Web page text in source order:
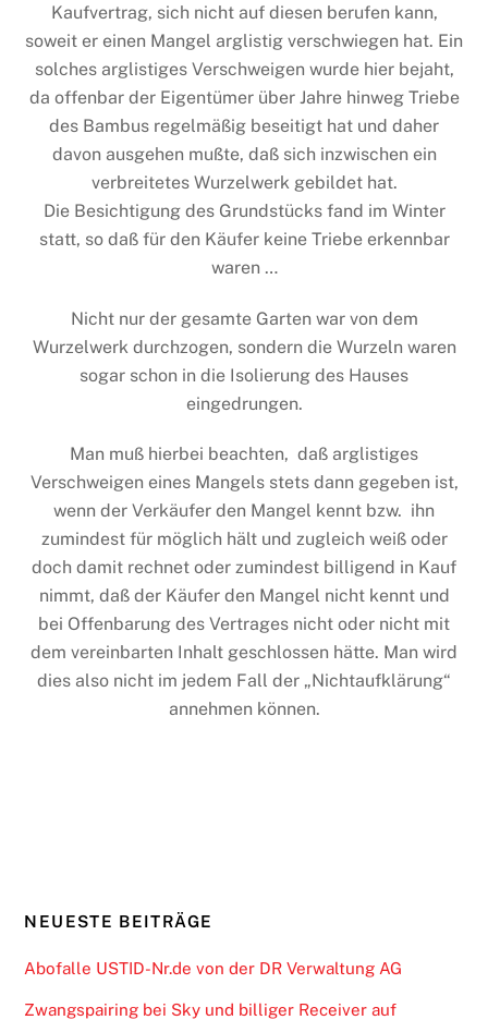
Kaufvertrag, sich nicht auf diesen berufen kann,
soweit er einen Mangel arglistig verschwiegen hat. Ein
solches arglistiges Verschweigen wurde hier bejaht,
da offenbar der Eigentümer über Jahre hinweg Triebe
des Bambus regelmäßig beseitigt hat und daher
davon ausgehen mußte, daß sich inzwischen ein
verbreitetes Wurzelwerk gebildet hat.
Die Besichtigung des Grundstücks fand im Winter
statt, so daß für den Käufer keine Triebe erkennbar
waren …
Nicht nur der gesamte Garten war von dem
Wurzelwerk durchzogen, sondern die Wurzeln waren
sogar schon in die Isolierung des Hauses
eingedrungen.
Man muß hierbei beachten, daß arglistiges
Verschweigen eines Mangels stets dann gegeben ist,
wenn der Verkäufer den Mangel kennt bzw. ihn
zumindest für möglich hält und zugleich weiß oder
doch damit rechnet oder zumindest billigend in Kauf
nimmt, daß der Käufer den Mangel nicht kennt und
bei Offenbarung des Vertrages nicht oder nicht mit
dem vereinbarten Inhalt geschlossen hätte. Man wird
dies also nicht im jedem Fall der „Nichtaufklärung“
annehmen können.
NEUESTE BEITRÄGE
Abofalle USTID-Nr.de von der DR Verwaltung AG
Zwangspairing bei Sky und billiger Receiver auf